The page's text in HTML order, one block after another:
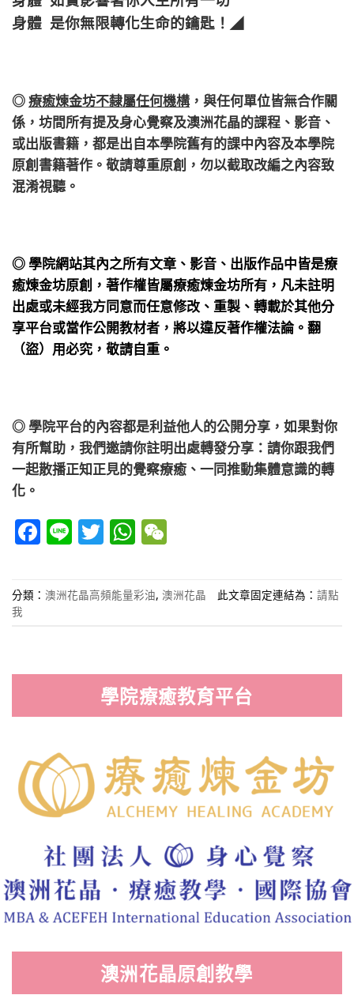
身體 是你無限轉化生命的鑰匙！ ◢
◎療癒煉金坊不隸屬任何機構 ， 與任何單位皆無合作關
係， 坊間所有提及身心覺察及澳洲花晶的課程、影音、
或出版書籍，都是出自本學院舊有的課中內容及本學院
原創書籍著作。敬請尊重原創，勿以截取改編之內容致
混淆視聽。
◎ 學院網站其內之所有文章、影音、出版作品中皆是療
癒煉金坊原創，著作權皆屬療癒煉金坊所有，凡未註明
出處或未經我方同意而任意修改、重製、轉載於其他分
享平台或當作公開教材者，將以違反著作權法論。翻
（盜）用必究，敬請自重。
◎ 學院平台的內容都是利益他人的公開分享，如果對你
有所幫助，我們邀請你註明出處轉發分享：請你跟我們
一起散播正知正見的覺察療癒、一同推動集體意識的轉
化。
Facebook
LineTwitterWhatsApp
分類： 澳洲花晶高頻能量彩油 澳洲花晶 此文章固定連結為： 請點
我
學院療癒教育平台
澳洲花晶原創教學